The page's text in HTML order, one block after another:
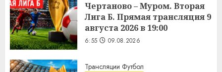
Чертаново – Муром. Вторая
Лига Б. Прямая трансляция 9
августа 2026 в 19:00
6:55 09.08.2026
Трансляции Футбол